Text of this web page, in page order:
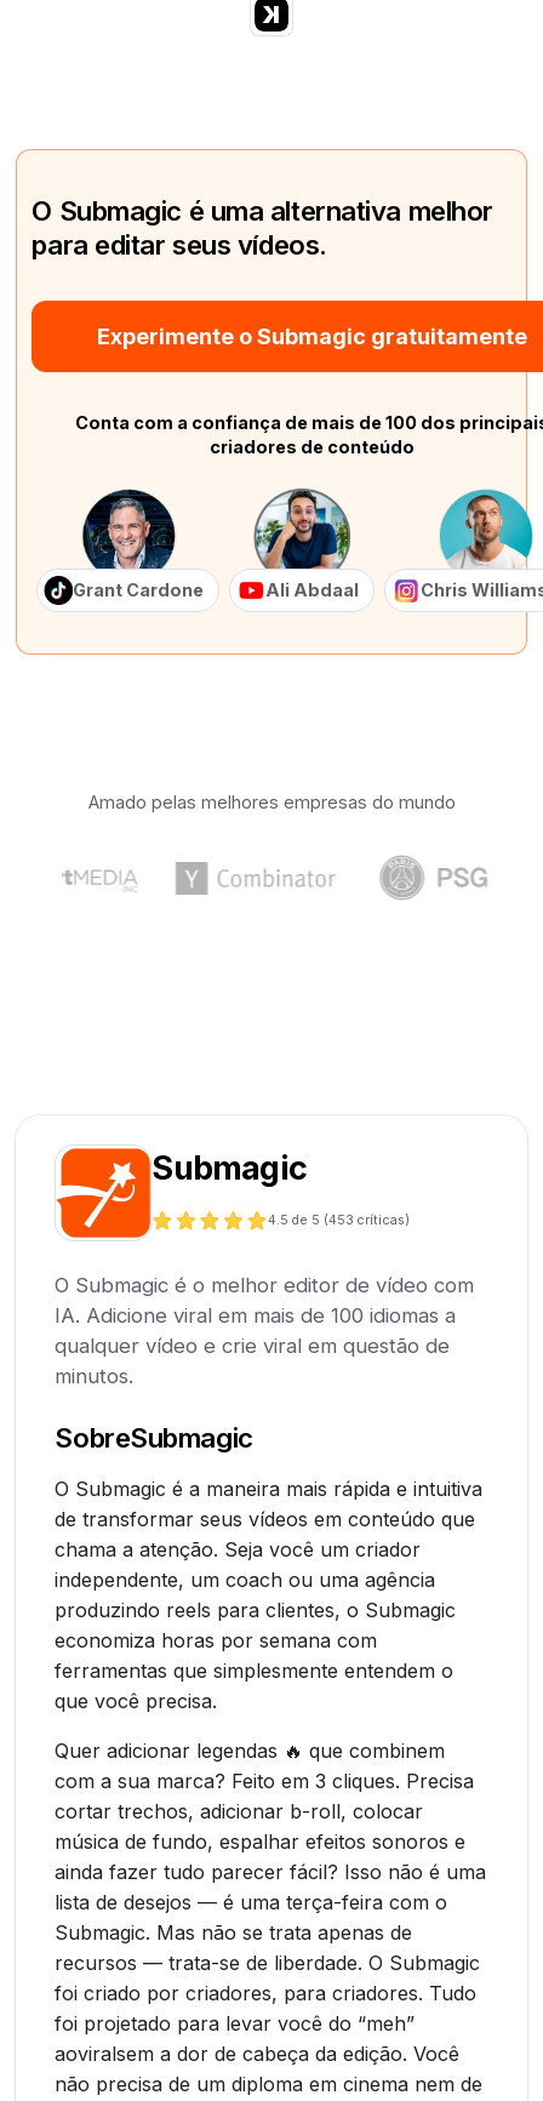
O Submagic é uma alternativa melhor
para editar seus vídeos.
Experimente o Submagic gratuitamente
Conta com a confiança de mais de 100 dos
criadores de conteúdo
Grant Cardone Ali Abdaal Chris
Amado pelas melhores empresas do mundo
Submagic
4.5 de 5 (453 críticas)
O Submagic é o melhor editor de vídeo com
IA. Adicione viral em mais de 100 idiomas a
qualquer vídeo e crie viral em questão de
minutos.
SobreSubmagic
O Submagic é a maneira mais rápida e intuitiva
de transformar seus vídeos em conteúdo que
chama a atenção. Seja você um criador
independente, um coach ou uma agência
produzindo reels para clientes, o Submagic
economiza horas por semana com
ferramentas que simplesmente entendem o
que você precisa.
Quer adicionar legendas 🔥 que combinem
com a sua marca? Feito em 3 cliques. Precisa
cortar trechos, adicionar b-roll, colocar
música de fundo, espalhar efeitos sonoros e
ainda fazer tudo parecer fácil? Isso não é uma
lista de desejos — é uma terça-feira com o
Submagic. Mas não se trata apenas de
recursos — trata-se de liberdade. O Submagic
foi criado por criadores, para criadores. Tudo
foi projetado para levar você do “meh”
aoviralsem a dor de cabeça da edição. Você
não precisa de um diploma em cinema nem de